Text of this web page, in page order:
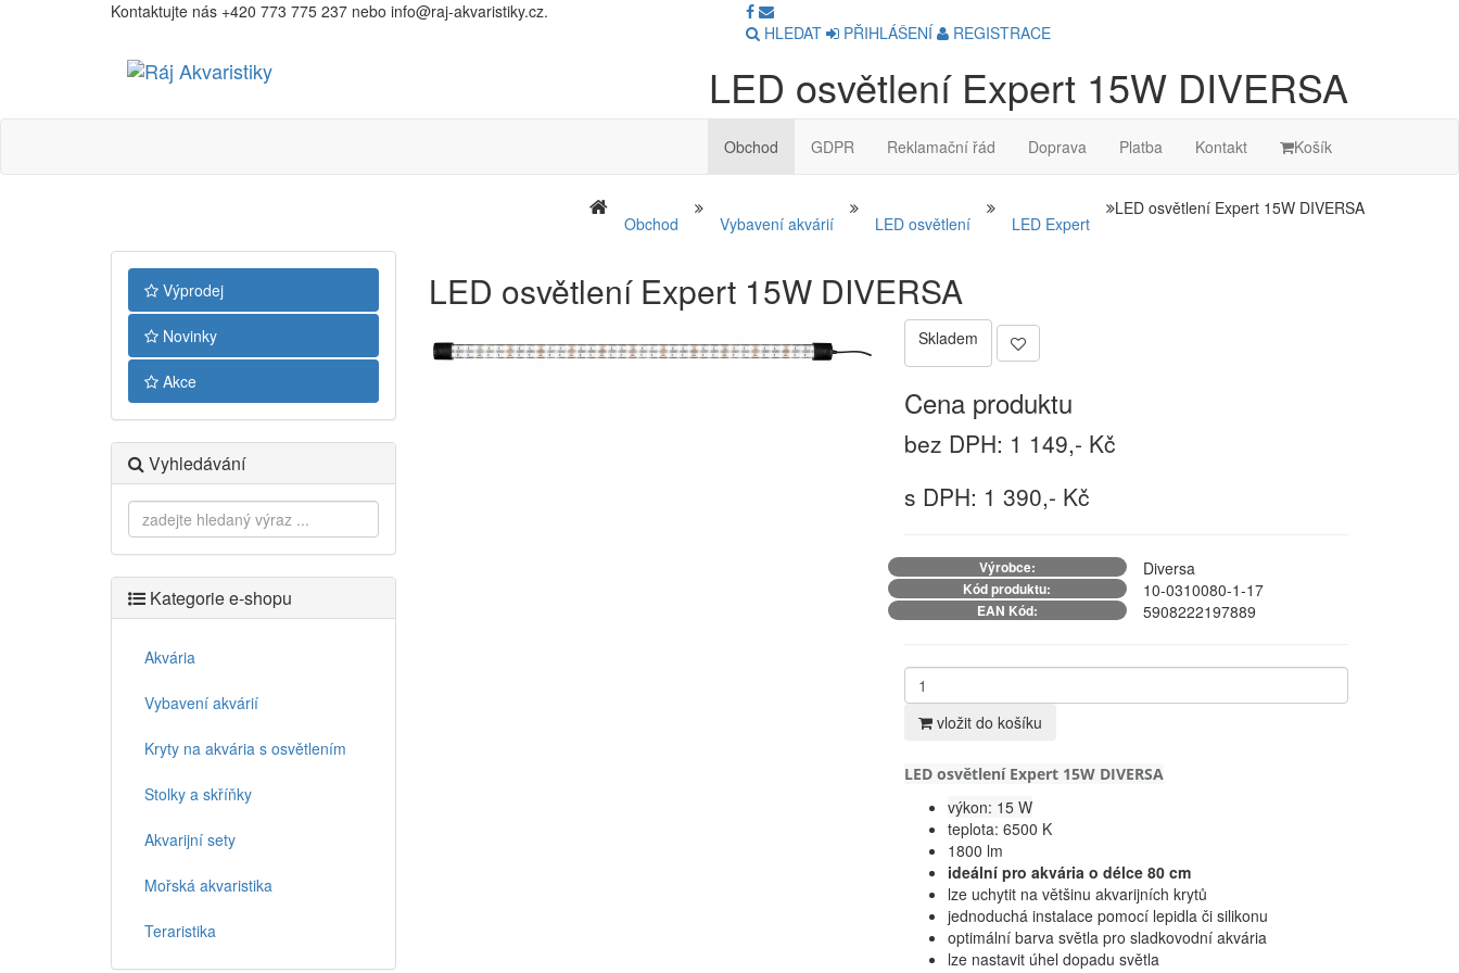
Kontaktujte nás +420 773 775 237 nebo info@raj-akvaristiky.cz.
HLEDAT
PŘIHLÁŠENÍ REGISTRACE
Akvaristiky LED osvětlení Expert 15W DIVERSA
Obchod GDPR Reklamační řád Doprava Platba Kontakt Košík
Obchod Vybavení akvárií LED osvětlení LED Expert
LED osvětlení Expert 15W DIVERSA
Výprodej
Novinky
Akce
Vyhledávání
Kategorie e-shopu
Akvária
Vybavení akvárií
Kryty na akvária s osvětlením
Stolky a skříňky
Akvarijní sety
Mořská akvaristika
Teraristika
LED osvětlení Expert 15W DIVERSA
Skladem
Cena produktu
bez DPH: 1 149,- Kč
s DPH: 1 390,- Kč
Výrobce: Diversa
Kód produktu: 10-0310080-1-17
EAN Kód: 5908222197889
vložit do košíku
LED osvětlení Expert 15W DIVERSA
výkon: 15 W
teplota: 6500 K
1800 lm
ideální pro akvária o délce 80 cm
lze uchytit na většinu akvarijních krytů
jednoduchá instalace pomocí lepidla či silikonu
optimální barva světla pro sladkovodní akvária
lze nastavit úhel dopadu světla